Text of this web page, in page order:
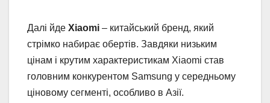
Далі йде Xiaomi – китайський бренд, який
стрімко набирає обертів. Завдяки низьким
цінам і крутим характеристикам Xiaomi став
головним конкурентом Samsung у середньому
ціновому сегменті, особливо в Азії.